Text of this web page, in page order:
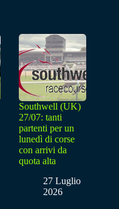
Southwell (UK)
27/07: tanti
partenti per un
lunedì di corse
con arrivi da
quota alta
27 Luglio
2026